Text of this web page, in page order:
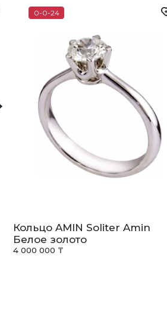
0-0-24
Кольцо AMIN Soliter Amin
Белое золото
4 000 000 ₸